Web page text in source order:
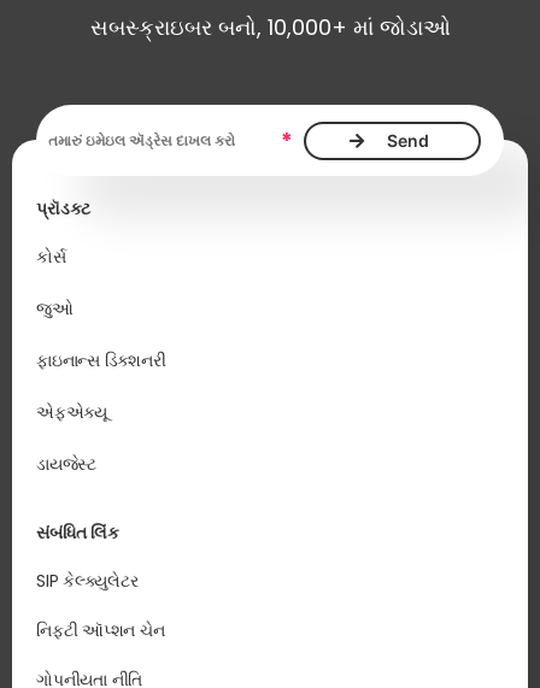
સબસ્ક્રાઇબર બનો, 10,000+ માં જોડાઓ
ઇમેઇલ ઍડ્રેસ આવશ્યક છે *
પ્રૉડક્ટ
કોર્સ
જુઓ
ફાઇનાન્સ ડિક્શનરી
એફએક્યૂ
ડાયજેસ્ટ
સંબંધિત લિંક
SIP કેલ્ક્યુલેટર
નિફ્ટી ઑપ્શન ચેન
ગોપનીયતા નીતિ